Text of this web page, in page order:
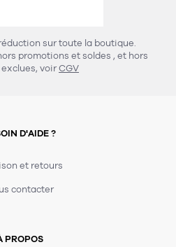
sur toute la boutique.
promotions et soldes , et hors
voirCGV
D'AIDE ?
et retours
contacter
PROPOS